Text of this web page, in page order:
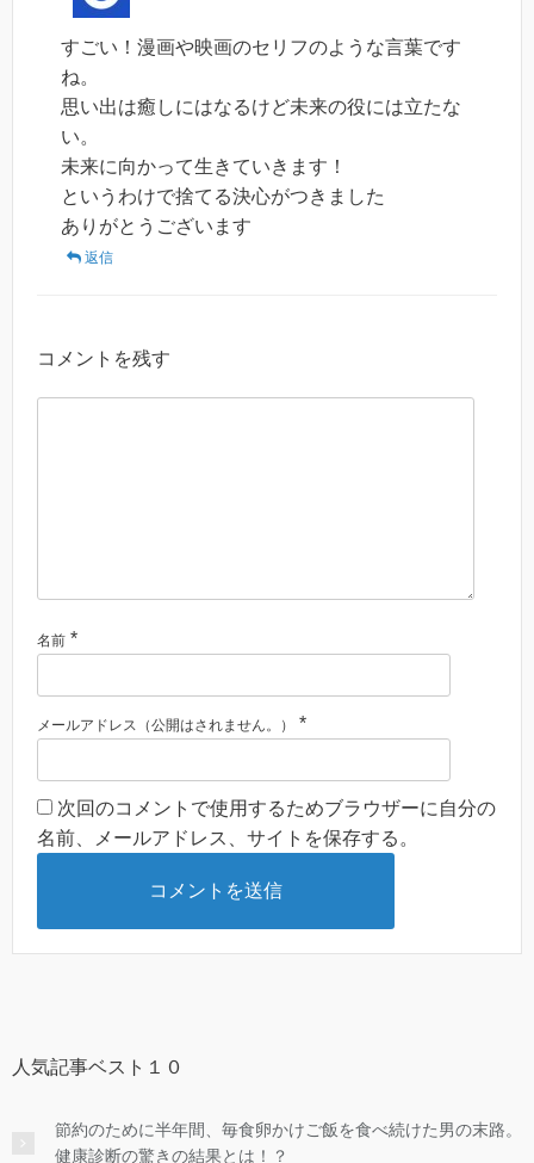
すごい！漫画や映画のセリフのような言葉です
ね。
思い出は癒しにはなるけど未来の役には立たな
い。
未来に向かって生きていきます！
というわけで捨てる決心がつきました
ありがとうございます
返信
コメントを残す
名前 *
メールアドレス（公開はされません。） *
次回のコメントで使用するためブラウザーに自分の
名前、メールアドレス、サイトを保存する。
人気記事ベスト１０
節約のために半年間、毎食卵かけご飯を食べ続けた男の末路。
健康診断の驚きの結果とは！？